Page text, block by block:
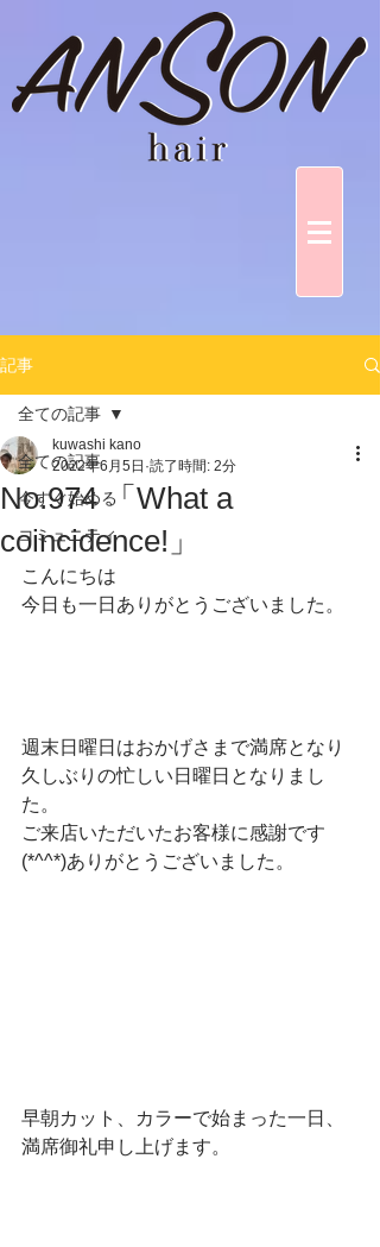
記事
全ての記事
今すぐ始める
コミュニティ
全ての記事
No.974 「What a
coincidence!」
kuwashi kano
2022年6月5日 読了時間: 2分
こんにちは
今日も一日ありがとうございました。
週末日曜日はおかげさまで満席となり
久しぶりの忙しい日曜日となりまし
た。
ご来店いただいたお客様に感謝です
(*^^*)ありがとうございました。
早朝カット、カラーで始まった一日、
満席御礼申し上げます。